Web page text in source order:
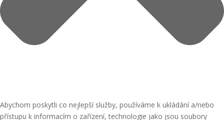
Abychom poskytli co nejlepší služby, používáme k ukládání a/nebo
přístupu k informacím o zařízení, technologie jako jsou soubory